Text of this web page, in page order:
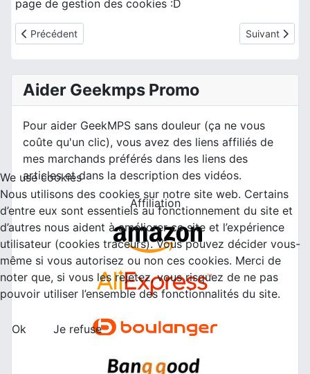
page de gestion des cookies :D
Article précédent : Warm-up for single days :D, échauffement
Précédent Article
Suivant
Aider Geekmps Promo
Pour aider GeekMPS sans douleur (ça ne vous
coûte qu'un clic), vous avez des liens affiliés de
mes marchands préférés dans les liens des
articles et dans la description des vidéos.
Affiliation
We use cookies
Nous utilisons des cookies sur notre site web. Certains
d’entre eux sont essentiels au fonctionnement du site et
d’autres nous aident à améliorer ce site et l’expérience
utilisateur (cookies traceurs). Vous pouvez décider vous-
même si vous autorisez ou non ces cookies. Merci de
noter que, si vous les rejetez, vous risquez de ne pas
pouvoir utiliser l’ensemble des fonctionnalités du site.
Ok Je refuse